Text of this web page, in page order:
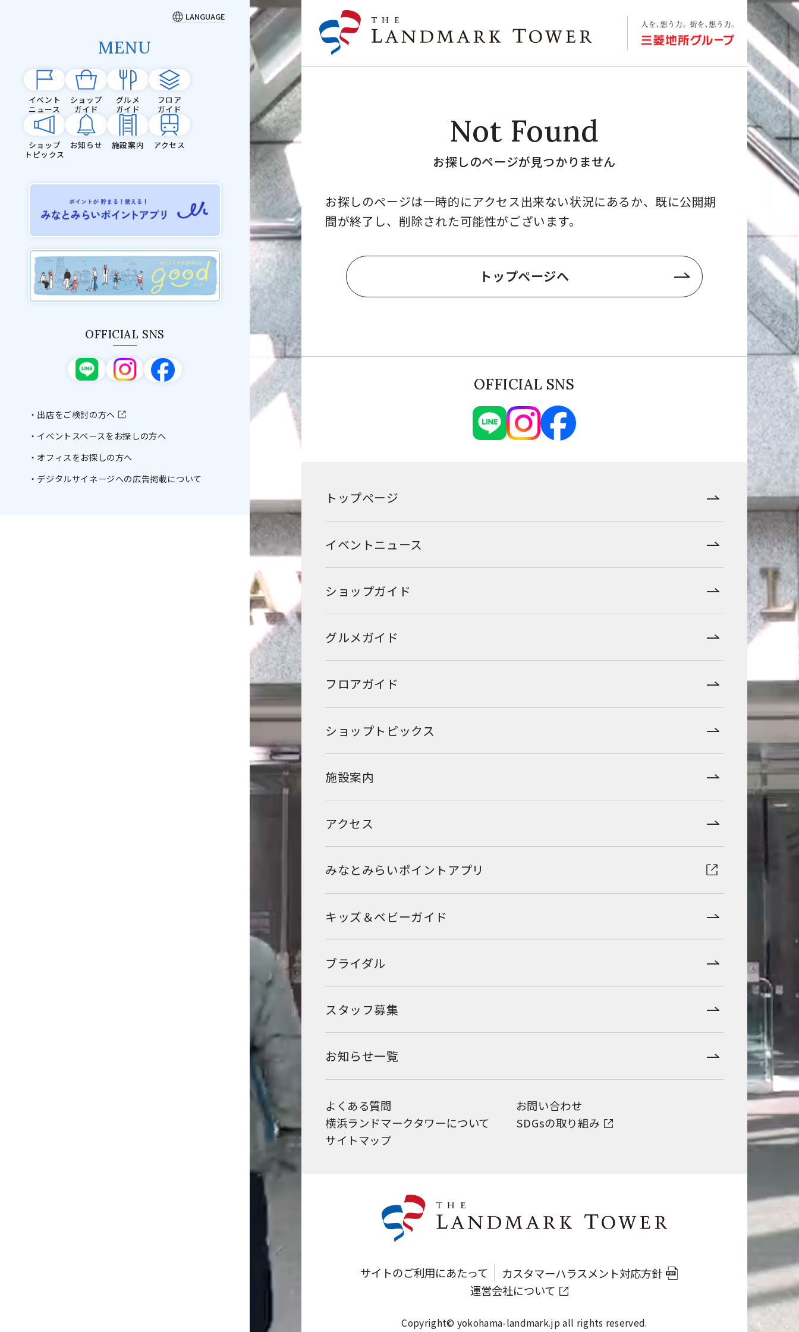
LANGUAGE
MENU
イベント
ニュース
ショップ
ガイド
グルメ
ガイド
フロア
ガイド
ショップ
トピックス
お知らせ 施設案内 アクセス
OFFICIAL SNS
出店をご検討の方へ
イベントスペースをお探しの方へ
オフィスをお探しの方へ
デジタルサイネージへの広告掲載について
Not Found
お探しのページが見つかりません
お探しのページは一時的にアクセス出来ない状況にあるか、既に公開期
間が終了し、削除された可能性がございます。
トップページへ
OFFICIAL SNS
トップページ
イベントニュース
ショップガイド
グルメガイド
フロアガイド
ショップトピックス
施設案内
アクセス
みなとみらいポイントアプリ
キッズ＆ベビーガイド
ブライダル
スタッフ募集
お知らせ一覧
よくある質問
お問い合わせ
横浜ランドマークタワーについて
SDGsの取り組み
サイトマップ
サイトのご利用にあたって
カスタマーハラスメント対応方針
運営会社について
Copyright© yokohama-landmark.jp all rights reserved.